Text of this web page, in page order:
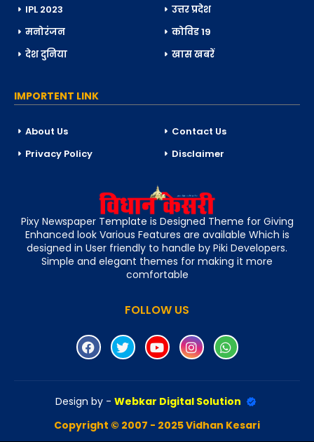
IPL 2023
उत्तर प्रदेश
मनोरंजन
कोविड 19
देश दुनिया
खास खबरें
IMPORTENT LINK
About Us
Contact Us
Privacy Policy
Disclaimer
Pixy Newspaper Template is Designed Theme for Giving
Enhanced look Various Features are available Which is
designed in User friendly to handle by Piki Developers.
Simple and elegant themes for making it more
comfortable
FOLLOW US
Design by - Webkar Digital Solution
Copyright © 2007 - 2025 Vidhan Kesari